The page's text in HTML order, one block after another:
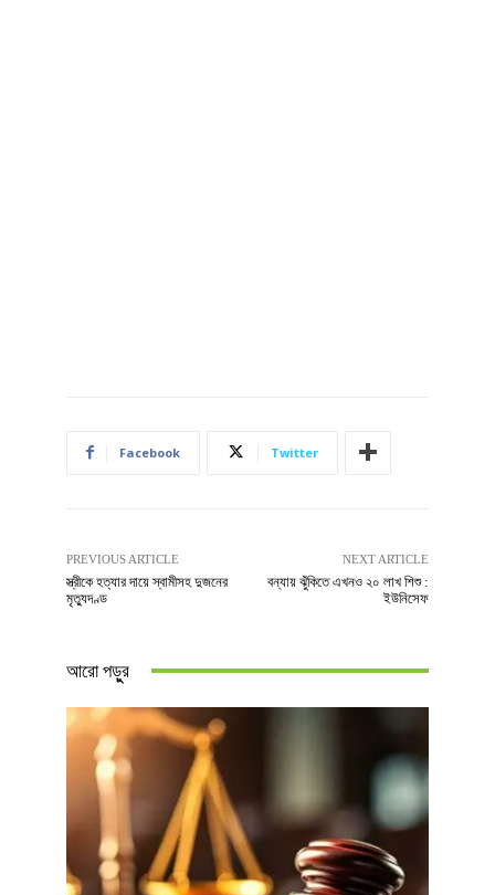
Facebook Twitter
PREVIOUS ARTICLE
স্ত্রীকে হত্যার দায়ে স্বামীসহ দুজনের
মৃত্যুদণ্ড
NEXT ARTICLE
বন্যায় ঝুঁকিতে এখনও ২০ লাখ শিশু :
ইউনিসেফ
আরো পড়ুুর